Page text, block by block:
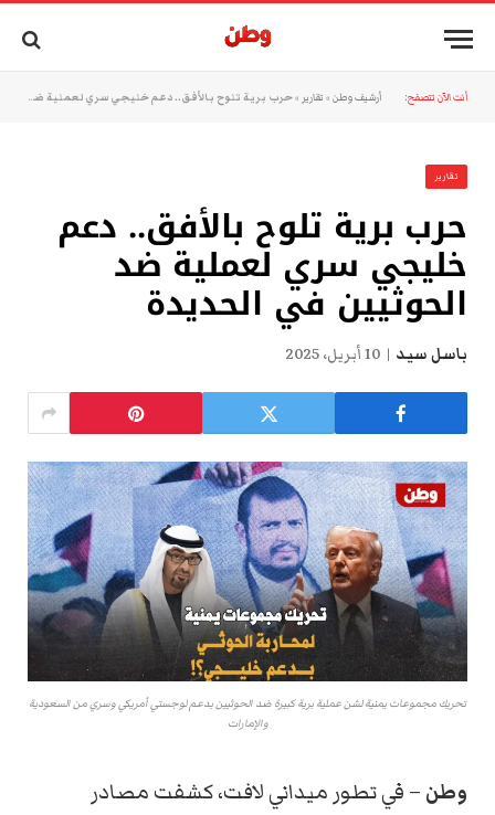
أنت الآن تتصفح: أرشيف وطن » تقارير »حرب برية تلوح بالأفق.. دعم خليجي سري لعملية ضد الحوثيين في الحديدة
تقارير
حرب برية تلوح بالأفق.. دعم
خليجي سري لعملية ضد
الحوثيين في الحديدة
باسل سيد 10 أبريل، 2025
تحريك مجموعات يمنية لشن عملية برية كبيرة ضد الحوثيين بدعم لوجستي أمريكي وسري من السعودية
والإمارات
وطن – في تطور ميداني لافت، كشفت مصادر